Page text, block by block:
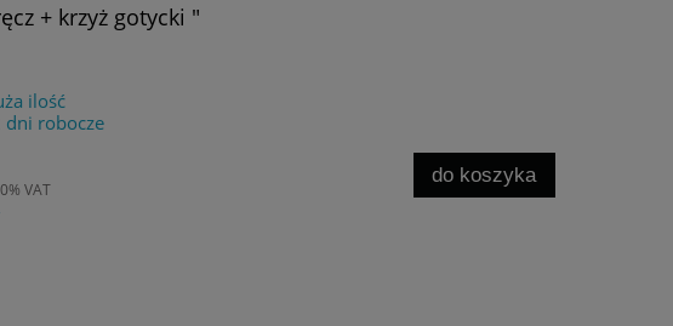
+ krzyż gotycki "
ilość
dni robocze
VAT
do koszyka